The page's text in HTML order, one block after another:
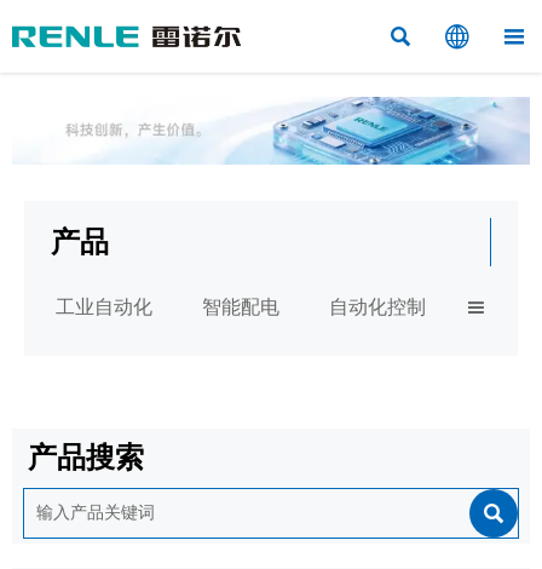
  
产品
工业自动化 智能配电 自动化控制 
产品搜索
